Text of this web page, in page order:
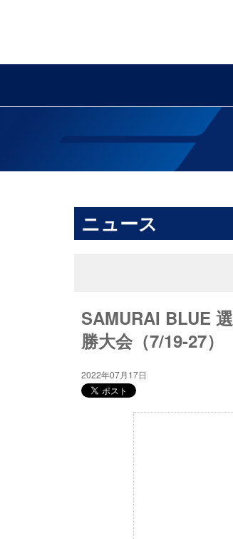
ニュース
SAMURAI BLUE
勝大会（7/19-27）
2022年07月17日